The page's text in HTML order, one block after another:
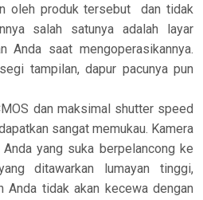
oleh produk tersebut dan tidak
salah satunya adalah layar
Anda saat mengoperasikannya.
tampilan, dapur pacunya pun
dan maksimal shutter speed
sangat memukau. Kamera
yang suka berpelancong ke
ditawarkan lumayan tinggi,
Anda tidak akan kecewa dengan